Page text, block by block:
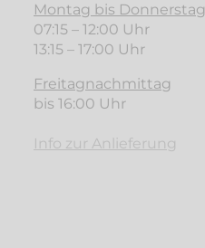
Montag bis Donnerstag
07:15 – 12:00 Uhr
13:15 – 17:00 Uhr
Freitagnachmittag
bis 16:00 Uhr
Info zur Anlieferung